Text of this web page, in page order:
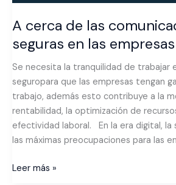
A cerca de las
seguras en las empresas
Se necesita la tranquilidad de trabajar
seguropara que las empresas tengan
trabajo, además esto contribuye a la
rentabilidad, la optimización de
efectividad laboral. En la era digital, la
las máximas preocupaciones para las
Leer más »